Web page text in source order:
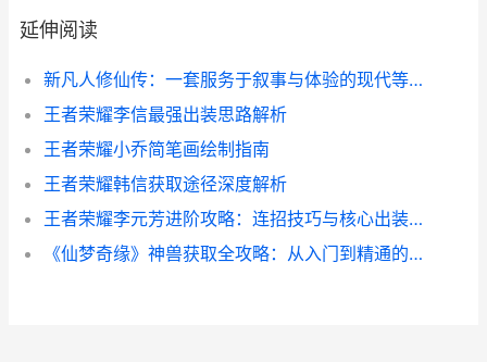
延伸阅读
新凡人修仙传：一套服务于叙事与体验的现代等级体系
王者荣耀李信最强出装思路解析
王者荣耀小乔简笔画绘制指南
王者荣耀韩信获取途径深度解析
王者荣耀李元芳进阶攻略：连招技巧与核心出装解析
《仙梦奇缘》神兽获取全攻略：从入门到精通的实用指南